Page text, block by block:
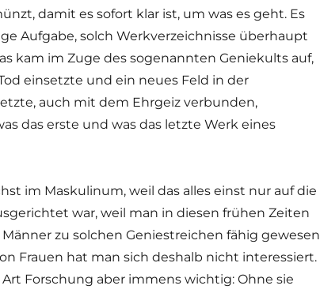
damit es sofort klar ist, um was es geht. Es
Aufgabe, solch Werkverzeichnisse überhaupt
kam im Zuge des sogenannten Geniekults auf,
einsetzte und ein neues Feld in der
auch mit dem Ehrgeiz verbunden,
das erste und was das letzte Werk eines
im Maskulinum, weil das alles einst nur auf die
war, weil man in diesen frühen Zeiten
zu solchen Geniestreichen fähig gewesen
Frauen hat man sich deshalb nicht interessiert.
Forschung aber immens wichtig: Ohne sie